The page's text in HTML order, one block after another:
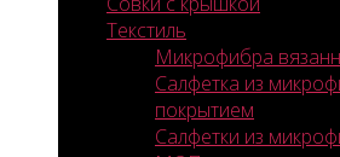
Текстиль
Микрофибра
Салфетка из
покрытием
Салфетки из